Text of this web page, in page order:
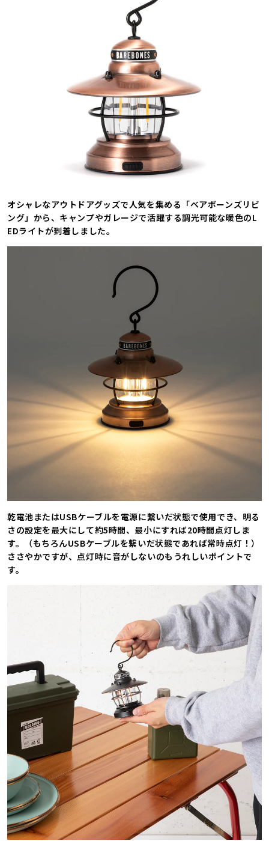
オシャレなアウトドアグッズで人気を集める「ベアボーンズリビ
ング」から、キャンプやガレージで活躍する調光可能な暖色のL
EDライトが到着しました。
乾電池またはUSBケーブルを電源に繋いだ状態で使用でき、明る
さの設定を最大にして約5時間、最小にすれば20時間点灯しま
す。（もちろんUSBケーブルを繋いだ状態であれば常時点灯！）
ささやかですが、点灯時に音がしないのもうれしいポイントで
す。